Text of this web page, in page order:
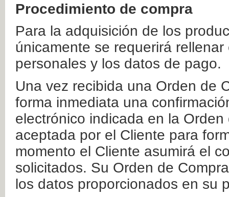
Procedimiento de compra
Para la adquisición de los
únicamente se requerirá
personales y los datos de pago.
Una vez recibida una Orden de
forma inmediata una
electrónico indicada en la
aceptada por el Cliente para
momento el Cliente asumirá el
solicitados. Su Orden de
los datos proporcionados en su